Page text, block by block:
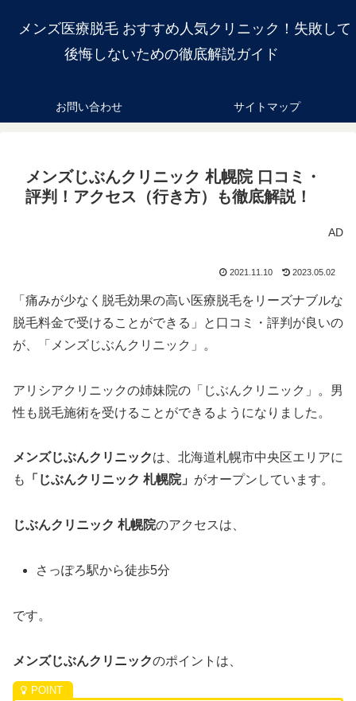
メンズ医療脱毛 おすすめ人気クリニック！失敗して
後悔しないための徹底解説ガイド
お問い合わせ サイトマップ
メンズじぶんクリニック 札幌院 口コミ・
評判！アクセス（行き方）も徹底解説！
AD
2021.11.10 2023.05.02
「痛みが少なく脱毛効果の高い医療脱毛をリーズナブルな
脱毛料金で受けることができる」と口コミ・評判が良いの
が、「メンズじぶんクリニック」。
アリシアクリニックの姉妹院の「じぶんクリニック」。男
性も脱毛施術を受けることができるようになりました。
メンズじぶんクリニックは、北海道札幌市中央区エリアに
も
「じぶんクリニック 札幌院」 がオープンしています。
じぶんクリニック 札幌院のアクセスは、
さっぽろ駅から徒歩5分
です。
メンズじぶんクリニックのポイントは、